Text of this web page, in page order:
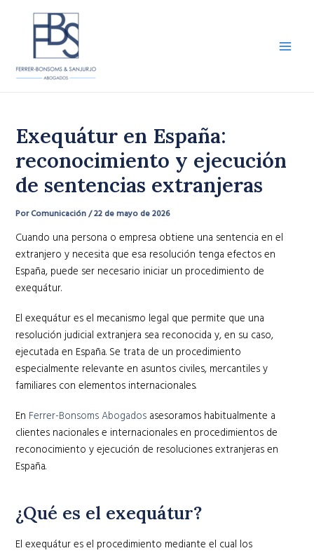
contenido
Exequátur en España:
reconocimiento y ejecución
de sentencias extranjeras
PorComunicación/22 de mayo de 2026
Cuando una persona o empresa obtiene una sentencia en el
extranjero y necesita que esa resolución tenga efectos en
España, puede ser necesario iniciar un procedimiento de
exequátur.
El exequátur es el mecanismo legal que permite que una
resolución judicial extranjera sea reconocida y, en su caso,
ejecutada en España. Se trata de un procedimiento
especialmente relevante en asuntos civiles, mercantiles y
familiares con elementos internacionales.
En Ferrer-Bonsoms Abogados asesoramos habitualmente a
clientes nacionales e internacionales en procedimientos de
reconocimiento y ejecución de resoluciones extranjeras en
España.
¿Qué es el exequátur?
El exequátur es el procedimiento mediante el cual los